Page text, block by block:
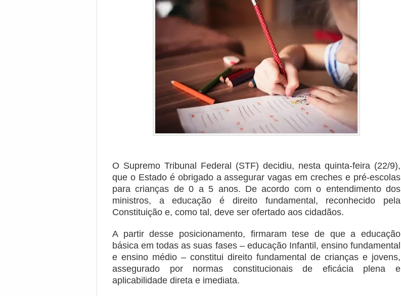
O Supremo Tribunal Federal (STF) decidiu, nesta quinta-feira (22/9),
que o Estado é obrigado a assegurar vagas em creches e pré-escolas
para crianças de 0 a 5 anos. De acordo com o entendimento dos
ministros, a educação é direito fundamental, reconhecido pela
Constituição e, como tal, deve ser ofertado aos cidadãos.
A partir desse posicionamento, firmaram tese de que a educação
básica em todas as suas fases – educação Infantil, ensino fundamental
e ensino médio – constitui direito fundamental de crianças e jovens,
assegurado por normas constitucionais de eficácia plena e
aplicabilidade direta e imediata.